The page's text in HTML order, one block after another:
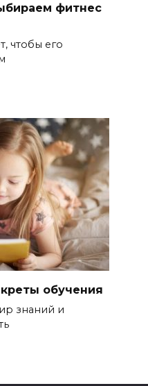
фитнес
чтобы его
обучения
знаний и